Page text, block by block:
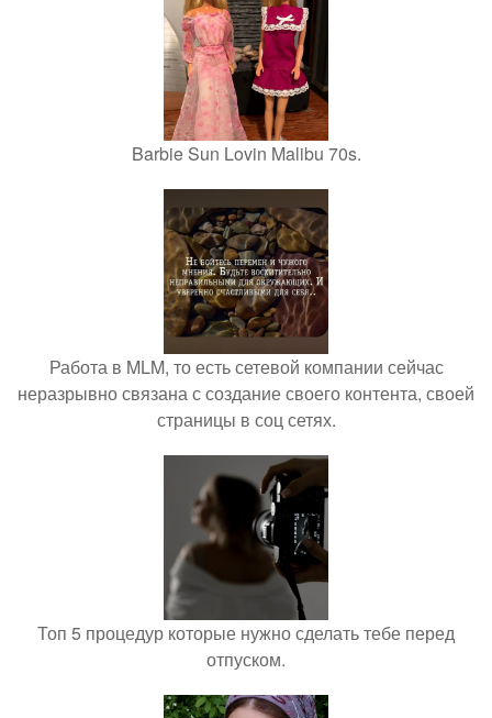
Barbie Sun Lovin Malibu 70s.
Работа в MLM, то есть сетевой компании сейчас
неразрывно связана с создание своего контента, своей
страницы в соц сетях.
Топ 5 процедур которые нужно сделать тебе перед
отпуском.